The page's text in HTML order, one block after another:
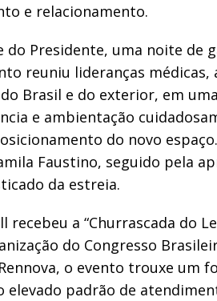
e relacionamento.
do Presidente, uma noite de
reuniu lideranças médicas,
Brasil e do exterior, em
e ambientação
do novo
Faustino, seguido pela
da estreia.
recebeu a “Churrascada do
do Congresso
o evento trouxe um
padrão de